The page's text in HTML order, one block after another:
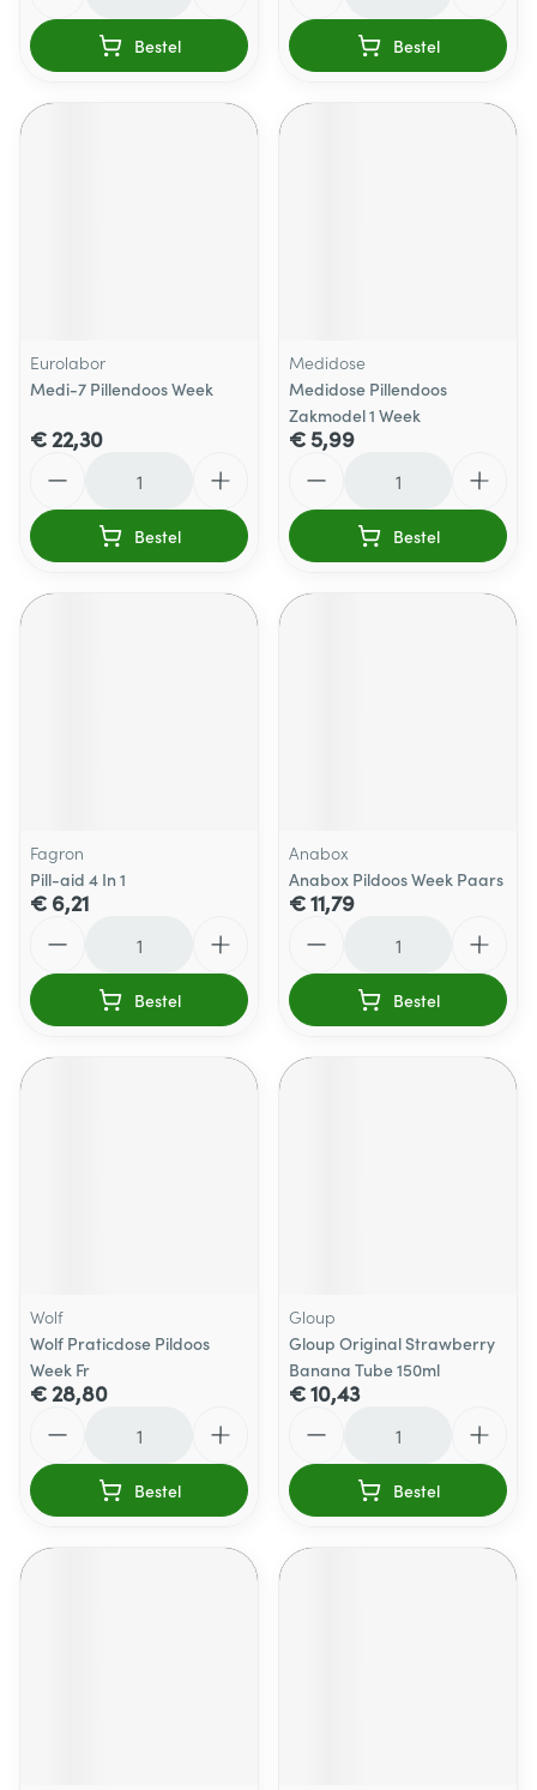
Bestel Bestel
Eurolabor
Medi-7 Pillendoos Week
€ 22,30
Bestel
Medidose
Medidose Pillendoos
Zakmodel 1 Week
€ 5,99
Bestel
Fagron
Pill-aid 4 In 1
€ 6,21
Bestel
Anabox
Anabox Pildoos Week Paars
€ 11,79
Bestel
Wolf
Wolf Praticdose Pildoos
Week Fr
€ 28,80
Bestel
Gloup
Gloup Original Strawberry
Banana Tube 150ml
€ 10,43
Bestel